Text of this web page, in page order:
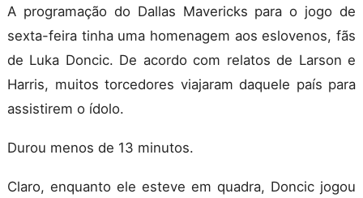
A programação do Dallas Mavericks para o jogo de
sexta-feira tinha uma homenagem aos eslovenos, fãs
de Luka Doncic. De acordo com relatos de Larson e
Harris, muitos torcedores viajaram daquele país para
assistirem o ídolo.
Durou menos de 13 minutos.
Claro, enquanto ele esteve em quadra, Doncic jogou